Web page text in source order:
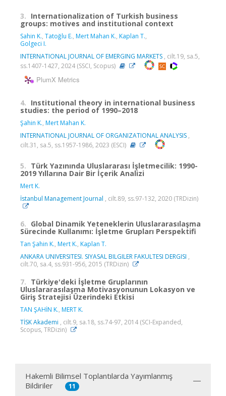
3. Internationalization of Turkish business
groups: motives and institutional context
Sahin K., Tatoğlu E., Mert Mahan K., Kaplan T.,
Golgeci I.
INTERNATIONAL JOURNAL OF EMERGING MARKETS , cilt.19, sa.5,
ss.1407-1427, 2024 (SSCI, Scopus)
PlumX Metrics
4. Institutional theory in international business
studies: the period of 1990–2018
Şahin K., Mert Mahan K.
INTERNATIONAL JOURNAL OF ORGANIZATIONAL ANALYSIS ,
cilt.31, sa.5, ss.1957-1986, 2023 (ESCI)
5. Türk Yazınında Uluslararası İşletmecilik: 1990-
2019 Yıllarına Dair Bir İçerik Analizi
Mert K.
İstanbul Management Journal , cilt.89, ss.97-132, 2020 (TRDizin)
6. Global Dinamik Yeteneklerin Uluslararasılaşma
Sürecinde Kullanımı: İşletme Grupları Perspektifi
Tan Şahin K., Mert K., Kaplan T.
ANKARA UNIVERSITESI. SIYASAL BILGILER FAKULTESI DERGISI ,
cilt.70, sa.4, ss.931-956, 2015 (TRDizin)
7. Türkiye'deki İşletme Gruplarının
Uluslararasılaşma Motivasyonunun Lokasyon ve
Giriş Stratejisi Üzerindeki Etkisi
TAN ŞAHİN K., MERT K.
TİSK Akademi , cilt.9, sa.18, ss.74-97, 2014 (SCI-Expanded,
Scopus, TRDizin)
Hakemli Bilimsel Toplantılarda Yayımlanmış
Bildiriler
11